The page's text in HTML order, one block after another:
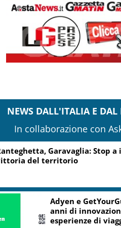
NEWS DALL'ITALIA E
In collaborazione con
Turismo,
Telepass: +20% di
Liguria: 5,8 mln da piano
Beni Culturali